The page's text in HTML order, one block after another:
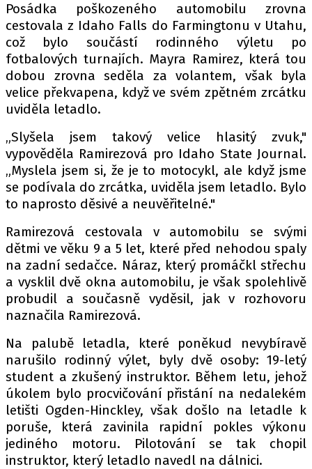
FIA CEZ & POHÁRY
MEZINÁRODNÍ SCÉNA
SLEDUJTE NÁS NA|
Pošlete e-mail na autoroad.cz
ETICKÝ KODEX
KONTAKT
VYDAVATEL
INZERCE
OSOBNÍ ÚDAJE / COOKIES
Provozovatelem serveru autoroad.cz je
INCORP MEDIA GROUP s.r.o., IČ: 118 23 054
Posádka poškozeného automobilu zrovna
cestovala z Idaho Falls do Farmingtonu v Utahu,
což bylo součástí rodinného výletu po
fotbalových turnajích. Mayra Ramirez, která tou
dobou zrovna seděla za volantem, však byla
velice překvapena, když ve svém zpětném zrcátku
uviděla letadlo.
„Slyšela jsem takový velice hlasitý zvuk,"
vypověděla Ramirezová pro Idaho State Journal.
„Myslela jsem si, že je to motocykl, ale když jsme
se podívala do zrcátka, uviděla jsem letadlo. Bylo
to naprosto děsivé a neuvěřitelné."
Ramirezová cestovala v automobilu se svými
dětmi ve věku 9 a 5 let, které před nehodou spaly
na zadní sedačce. Náraz, který promáčkl střechu
a vysklil dvě okna automobilu, je však spolehlivě
probudil a současně vyděsil, jak v rozhovoru
naznačila Ramirezová.
Na palubě letadla, které poněkud nevybíravě
narušilo rodinný výlet, byly dvě osoby: 19-letý
student a zkušený instruktor. Během letu, jehož
úkolem bylo procvičování přistání na nedalekém
letišti Ogden-Hinckley, však došlo na letadle k
poruše, která zavinila rapidní pokles výkonu
jediného motoru. Pilotování se tak chopil
instruktor, který letadlo navedl na dálnici.